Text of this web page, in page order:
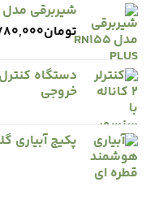
شیربرقی مدل RN155 PLUS
تومان
خروجی
پکیج آبیاری